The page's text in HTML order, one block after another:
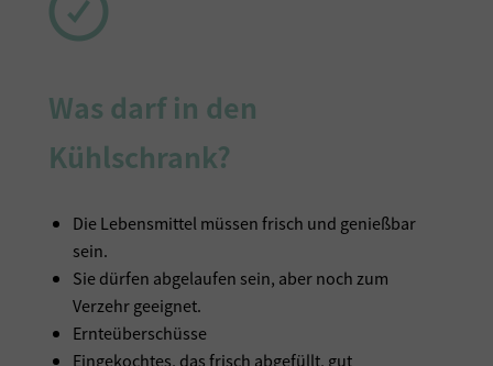
Was darf in den
Kühlschrank?
Die Lebensmittel müssen frisch und genießbar
sein.
Sie dürfen abgelaufen sein, aber noch zum
Verzehr geeignet.
Ernteüberschüsse
Eingekochtes, das frisch abgefüllt, gut